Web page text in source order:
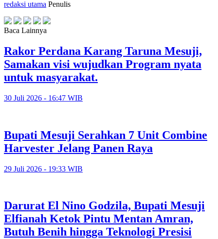
redaksi utama Penulis
Baca Lainnya
Rakor Perdana Karang Taruna Mesuji,
Samakan visi wujudkan Program nyata
untuk masyarakat.
30 Juli 2026 - 16:47 WIB
Bupati Mesuji Serahkan 7 Unit Combine
Harvester Jelang Panen Raya
29 Juli 2026 - 19:33 WIB
Darurat El Nino Godzila, Bupati Mesuji
Elfianah Ketok Pintu Mentan Amran,
Butuh Benih hingga Teknologi Presisi